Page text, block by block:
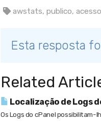
awstats, publico,
Esta resposta
Related
Localização de Logs
Os Logs do cPanel possibilitam-